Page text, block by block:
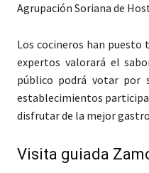
Agrupación Soriana de
Los cocineros han puesto
expertos valorará el
público podrá votar por
establecimientos
disfrutar de la mejor
Visita guiada